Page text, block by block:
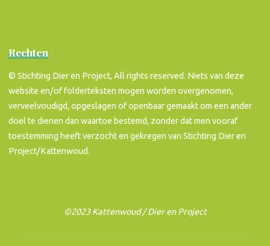
Rechten
© Stichting Dier en Project, All rights reserved. Niets van deze
website en/of folderteksten mogen worden overgenomen,
verveelvoudigd, opgeslagen of openbaar gemaakt om een ander
doel te dienen dan waartoe bestemd, zonder dat men vooraf
toestemming heeft verzocht en gekregen van Stichting Dier en
Project/Kattenwoud.
©2023 Kattenwoud / Dier en Project